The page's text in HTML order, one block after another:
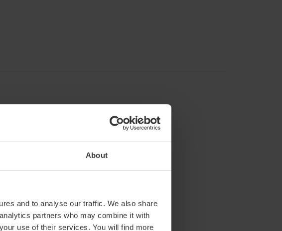
About
and to analyse our traffic. We also share
partners who may combine it with
use of their services. You will find more